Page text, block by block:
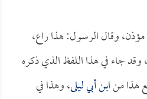
وقال الرسول: هذا راع،
جاء في هذا اللفظ الذي ذكره
هذا منابن أبي ليلى، وهذا في